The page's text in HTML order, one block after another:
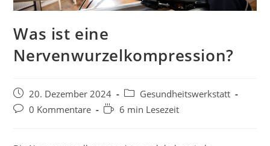
Was ist eine
Nervenwurzelkompression?
20. Dezember 2024
Gesundheitswerkstatt
0 Kommentare
6 min Lesezeit